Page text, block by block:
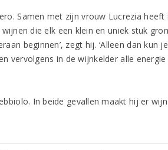
Samen met zijn vrouw Lucrezia heeft
die elk een klein en uniek stuk
beginnen’, zegt hij. ‘Alleen dan kun
vervolgens in de wijnkelder alle
In beide gevallen maakt hij er